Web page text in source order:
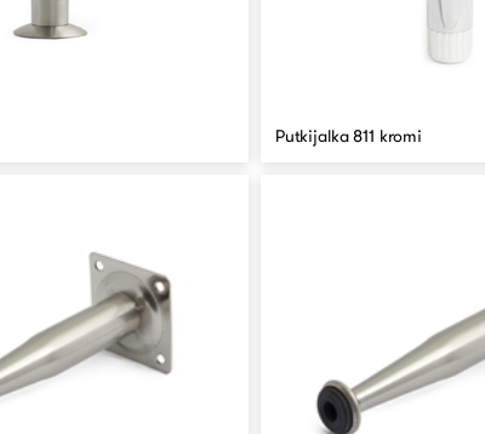
Putkijalka 811 kromi